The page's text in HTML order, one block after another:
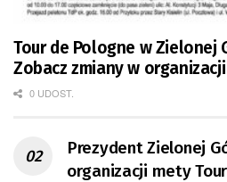
Tour de Pologne w Zielonej
Zobacz zmiany w
0 UDOST.
Prezydent Zielonej
organizacji mety